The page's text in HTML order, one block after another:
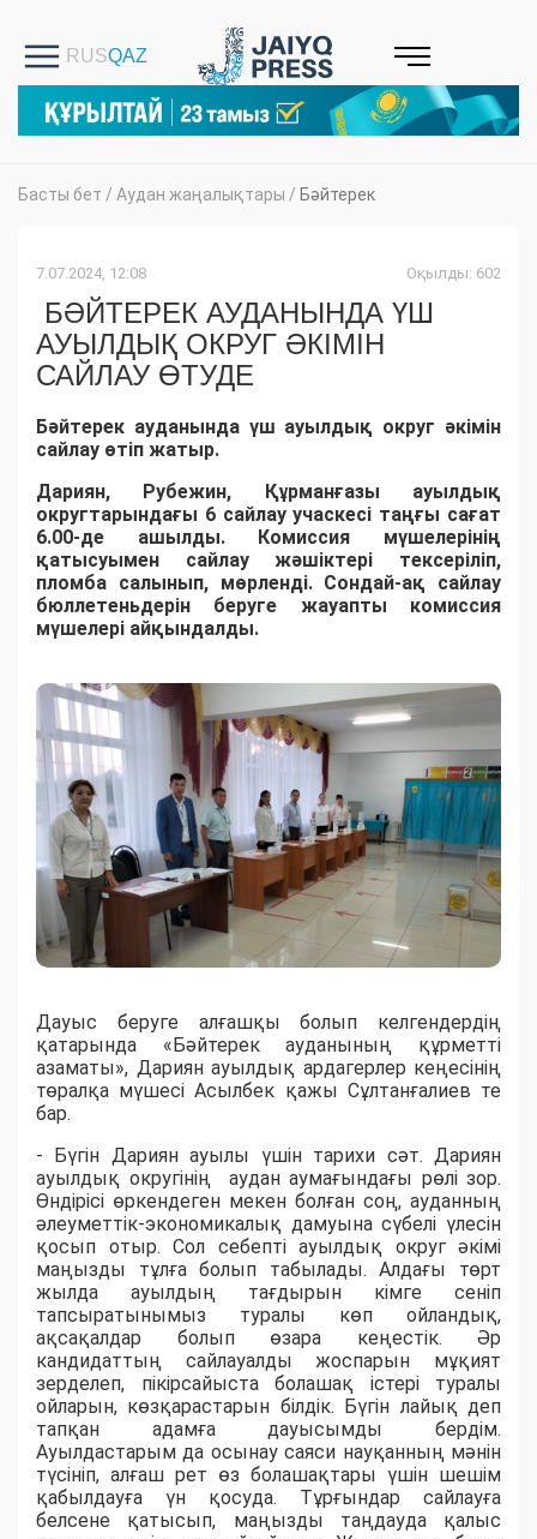
Басты бет / Аудан жаңалықтары / Бәйтерек
7.07.2024, 12:08 Оқылды: 602
БӘЙТЕРЕК АУДАНЫНДА ҮШ
АУЫЛДЫҚ ОКРУГ ӘКІМІН
САЙЛАУ ӨТУДЕ
Бәйтерек ауданында үш ауылдық округ әкімін
сайлау өтіп жатыр.
Дариян, Рубежин, Құрманғазы ауылдық
округтарындағы 6 сайлау учаскесі таңғы сағат
6.00-де ашылды. Комиссия мүшелерінің
қатысуымен сайлау жәшіктері тексеріліп,
пломба салынып, мөрленді. Сондай-ақ сайлау
бюллетеньдерін беруге жауапты комиссия
мүшелері айқындалды.
Дауыс беруге алғашқы болып келгендердің
қатарында «Бәйтерек ауданының құрметті
азаматы», Дариян ауылдық ардагерлер кеңесінің
төралқа мүшесі Асылбек қажы Сұлтанғалиев те
бар.
- Бүгін Дариян ауылы үшін тарихи сәт. Дариян
ауылдық округінің аудан аумағындағы рөлі зор.
Өндірісі өркендеген мекен болған соң, ауданның
әлеуметтік-экономикалық дамуына сүбелі үлесін
қосып отыр. Сол себепті ауылдық округ әкімі
маңызды тұлға болып табылады. Алдағы төрт
жылда ауылдың тағдырын кімге сеніп
тапсыратынымыз туралы көп ойландық,
ақсақалдар болып өзара кеңестік. Әр
кандидаттың сайлауалды жоспарын мұқият
зерделеп, пікірсайыста болашақ істері туралы
ойларын, көзқарастарын білдік. Бүгін лайық деп
тапқан адамға дауысымды бердім.
Ауылдастарым да осынау саяси науқанның мәнін
түсініп, алғаш рет өз болашақтары үшін шешім
қабылдауға үн қосуда. Тұрғындар сайлауға
белсене қатысып, маңызды таңдауда қалыс